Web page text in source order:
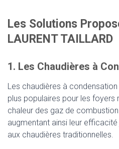
Les Solutions
LAURENT TAILLARD
1. Les Chaudières à
Les chaudières à
plus populaires pour les foyers
chaleur des gaz de
augmentant ainsi leur
aux chaudières traditionnelles.